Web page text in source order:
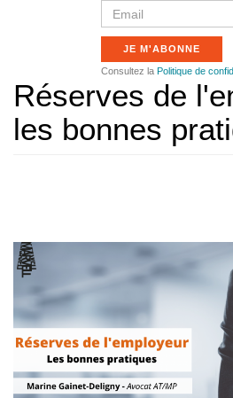
a
l
JE M'ABONNE
Consultez la Politique de
Réserves de
les bonnes